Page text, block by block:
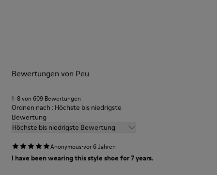
Schuhpflegeanleitung.
Bewertungen von Peu
1–8 von 609 Bewertungen
Ordnen nach : Höchste bis niedrigste
Bewertung
Höchste bis niedrigste Bewertung
Anonymous·vor 6 Jahren
I have been wearing this style shoe for 7 years.